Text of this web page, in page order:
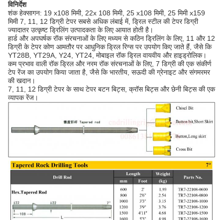
विनिर्देश
शंक हेक्सागन: 19 x108 मिमी, 22x 108 मिमी, 25 x108 मिमी, 25 मिमी x159
मिमी 7, 11, 12 डिग्री टेपर सबसे अधिक लंबाई में, ड्रिल स्टील की टेपर डिग्री
ज्यादातर उत्कृष्ट ड्रिलिंग उत्पादकता के लिए आयात होती है।
हार्ड और अपघर्षक रॉक संरचनाओं के लिए मध्यम से कठिन ड्रिलिंग के लिए, 11 और 12
डिग्री के टेपर कोण आमतौर पर आधुनिक ड्रिल रिग्स पर उपयोग किए जाते हैं, जैसे कि
YT28B, YT29A, Y24, YT24, मोबाइल रॉक ड्रिल वायवीय और हाइड्रोलिक।
कम प्रभाव वाली रॉक ड्रिल और नरम रॉक संरचनाओं के लिए, 7 डिग्री की एक संकीर्ण
टेप रेंज का उपयोग किया जाता है, जैसे कि भारतीय, सऊदी की ग्रेनाइट और संगमरमर
की खदान।
7, 11, 12 डिग्री टेपर के साथ टेपर बटन बिट्स, क्रॉस बिट्स और छेनी बिट्स की एक
व्यापक रेंज।